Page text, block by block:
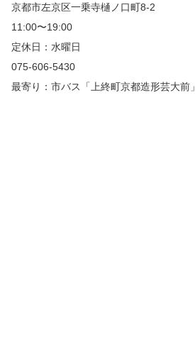
京都市左京区一乗寺樋ノ口町8-2
11:00〜19:00
定休日：水曜日
075-606-5430
最寄り：市バス「上終町京都造形芸大前」